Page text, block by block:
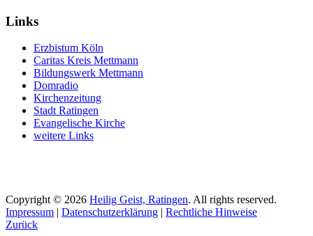
Links
Erzbistum Köln
Caritas Kreis Mettmann
Bildungswerk Mettmann
Domradio
Kirchenzeitung
Stadt Ratingen
Evangelische Kirche
weitere Links
Copyright © 2026 Heilig Geist, Ratingen. All rights reserved.
Impressum | Datenschutzerklärung | Rechtliche Hinweise
Zurück